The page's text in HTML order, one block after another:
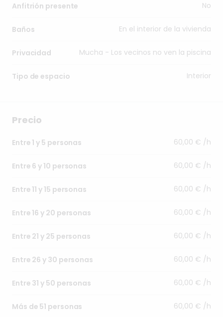
Anfitrión presente No
Baños En el interior de la vivienda
Privacidad Mucha - Los vecinos no ven la piscina
Tipo de espacio Interior
Precio
Entre 1 y 5 personas 60,00 € /h
Entre 6 y 10 personas 60,00 € /h
Entre 11 y 15 personas 60,00 € /h
Entre 16 y 20 personas 60,00 € /h
Entre 21 y 25 personas 60,00 € /h
Entre 26 y 30 personas 60,00 € /h
Entre 31 y 50 personas 60,00 € /h
Más de 51 personas 60,00 € /h